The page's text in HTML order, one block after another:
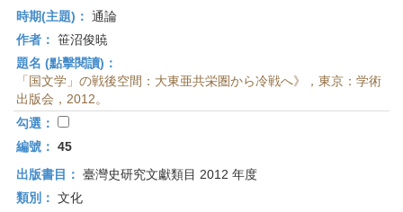
時期(主題)： 通論
作者： 笹沼俊暁
題名 (點擊閱讀)：
「国文学」の戦後空間：大東亜共栄圏から冷戦へ》，東京：学術
出版会，2012。
勾選：
編號： 45
出版書目： 臺灣史研究文獻類目 2012 年度
類別： 文化